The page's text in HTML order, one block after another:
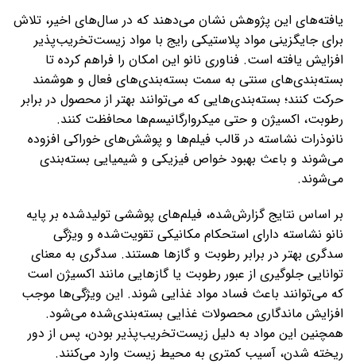
یافته‌های این پژوهش نشان می‌دهند که در سال‌های اخیر، تلاش
برای جایگزینی مواد پلاستیکی رایج با مواد زیست‌تخریب‌پذیر
افزایش یافته است. فناوری نانو این امکان را فراهم کرده تا
بسته‌بندی‌های سنتی به سمت بسته‌بندی‌های فعال و هوشمند
حرکت کنند؛ بسته‌بندی‌هایی که می‌توانند بهتر از محصول در برابر
رطوبت، اکسیژن و حتی میکروارگانیسم‌ها محافظت کنند.
نانوذرات نشاسته در قالب فیلم‌ها و پوشش‌های خوراکی افزوده
می‌شوند و باعث بهبود خواص فیزیکی و شیمیایی بسته‌بندی
می‌شوند.
بر اساس نتایج گزارش‌شده، فیلم‌های پوششی تولیدشده بر پایه
نانو نشاسته دارای استحکام مکانیکی تقویت‌شده و ویژگی
سدگری بهتر در برابر رطوبت و گازها هستند. سدگری به معنای
توانایی جلوگیری از عبور رطوبت یا گازهایی مانند اکسیژن است
که می‌توانند باعث فساد مواد غذایی شوند. این ویژگی‌ها موجب
افزایش ماندگاری محصولات غذایی بسته‌بندی‌شده می‌شود.
همچنین این مواد به دلیل زیست‌تخریب‌پذیر بودن، پس از دور
ریخته شدن، آسیب کمتری به محیط زیست وارد می‌کنند.